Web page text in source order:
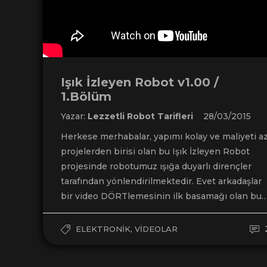
Işık İzleyen Robot v1.00 /
1.Bölüm
Yazar: Lezzetli Robot Tarifleri
28/03/2015
Herkese merhabalar, yapımı kolay ve maliyeti az
projelerden birisi olan bu Işık İzleyen Robot
projesinde robotumuz ışığa duyarlı dirençler
tarafından yönlendirilmektedir. Evet arkadaşlar
bir video DÖRTlemesinin ilk basamağı olan bu…
ELEKTRONIK, VIDEOLAR